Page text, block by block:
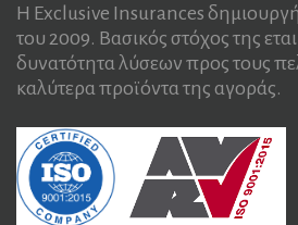
Η Exclusive Insurances
του 2009. Βασικός στόχος της
δυνατότητα λύσεων προς τους
καλύτερα προϊόντα της αγοράς.